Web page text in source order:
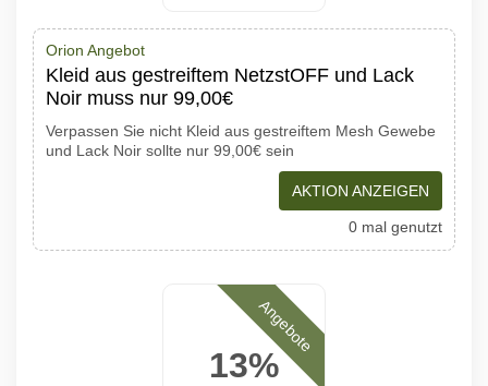
Orion Angebot
Kleid aus gestreiftem NetzstOFF und Lack
Noir muss nur 99,00€
Verpassen Sie nicht Kleid aus gestreiftem Mesh Gewebe
und Lack Noir sollte nur 99,00€ sein
AKTION ANZEIGEN
0 mal genutzt
13%
Angebote